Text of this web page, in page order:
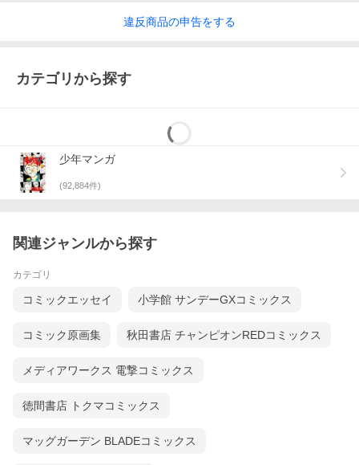
違反商品の申告をする
カテゴリから探す
少年マンガ
(92,884件)
関連ジャンルから探す
カテゴリ
コミックエッセイ 小学館 サンデーGXコミックス
コミック原画集 秋田書店 チャンピオンREDコミックス
メディアワークス 電撃コミックス
徳間書店 トクマコミックス
マッグガーデン BLADEコミックス